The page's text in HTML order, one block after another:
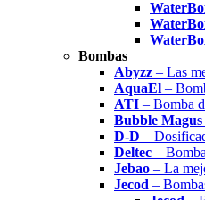
Bombas
Abyzz – Las
AquaEl –
ATI – Bomba
Bubble Magus
D-D –
Deltec –
Jebao – La
Jecod –